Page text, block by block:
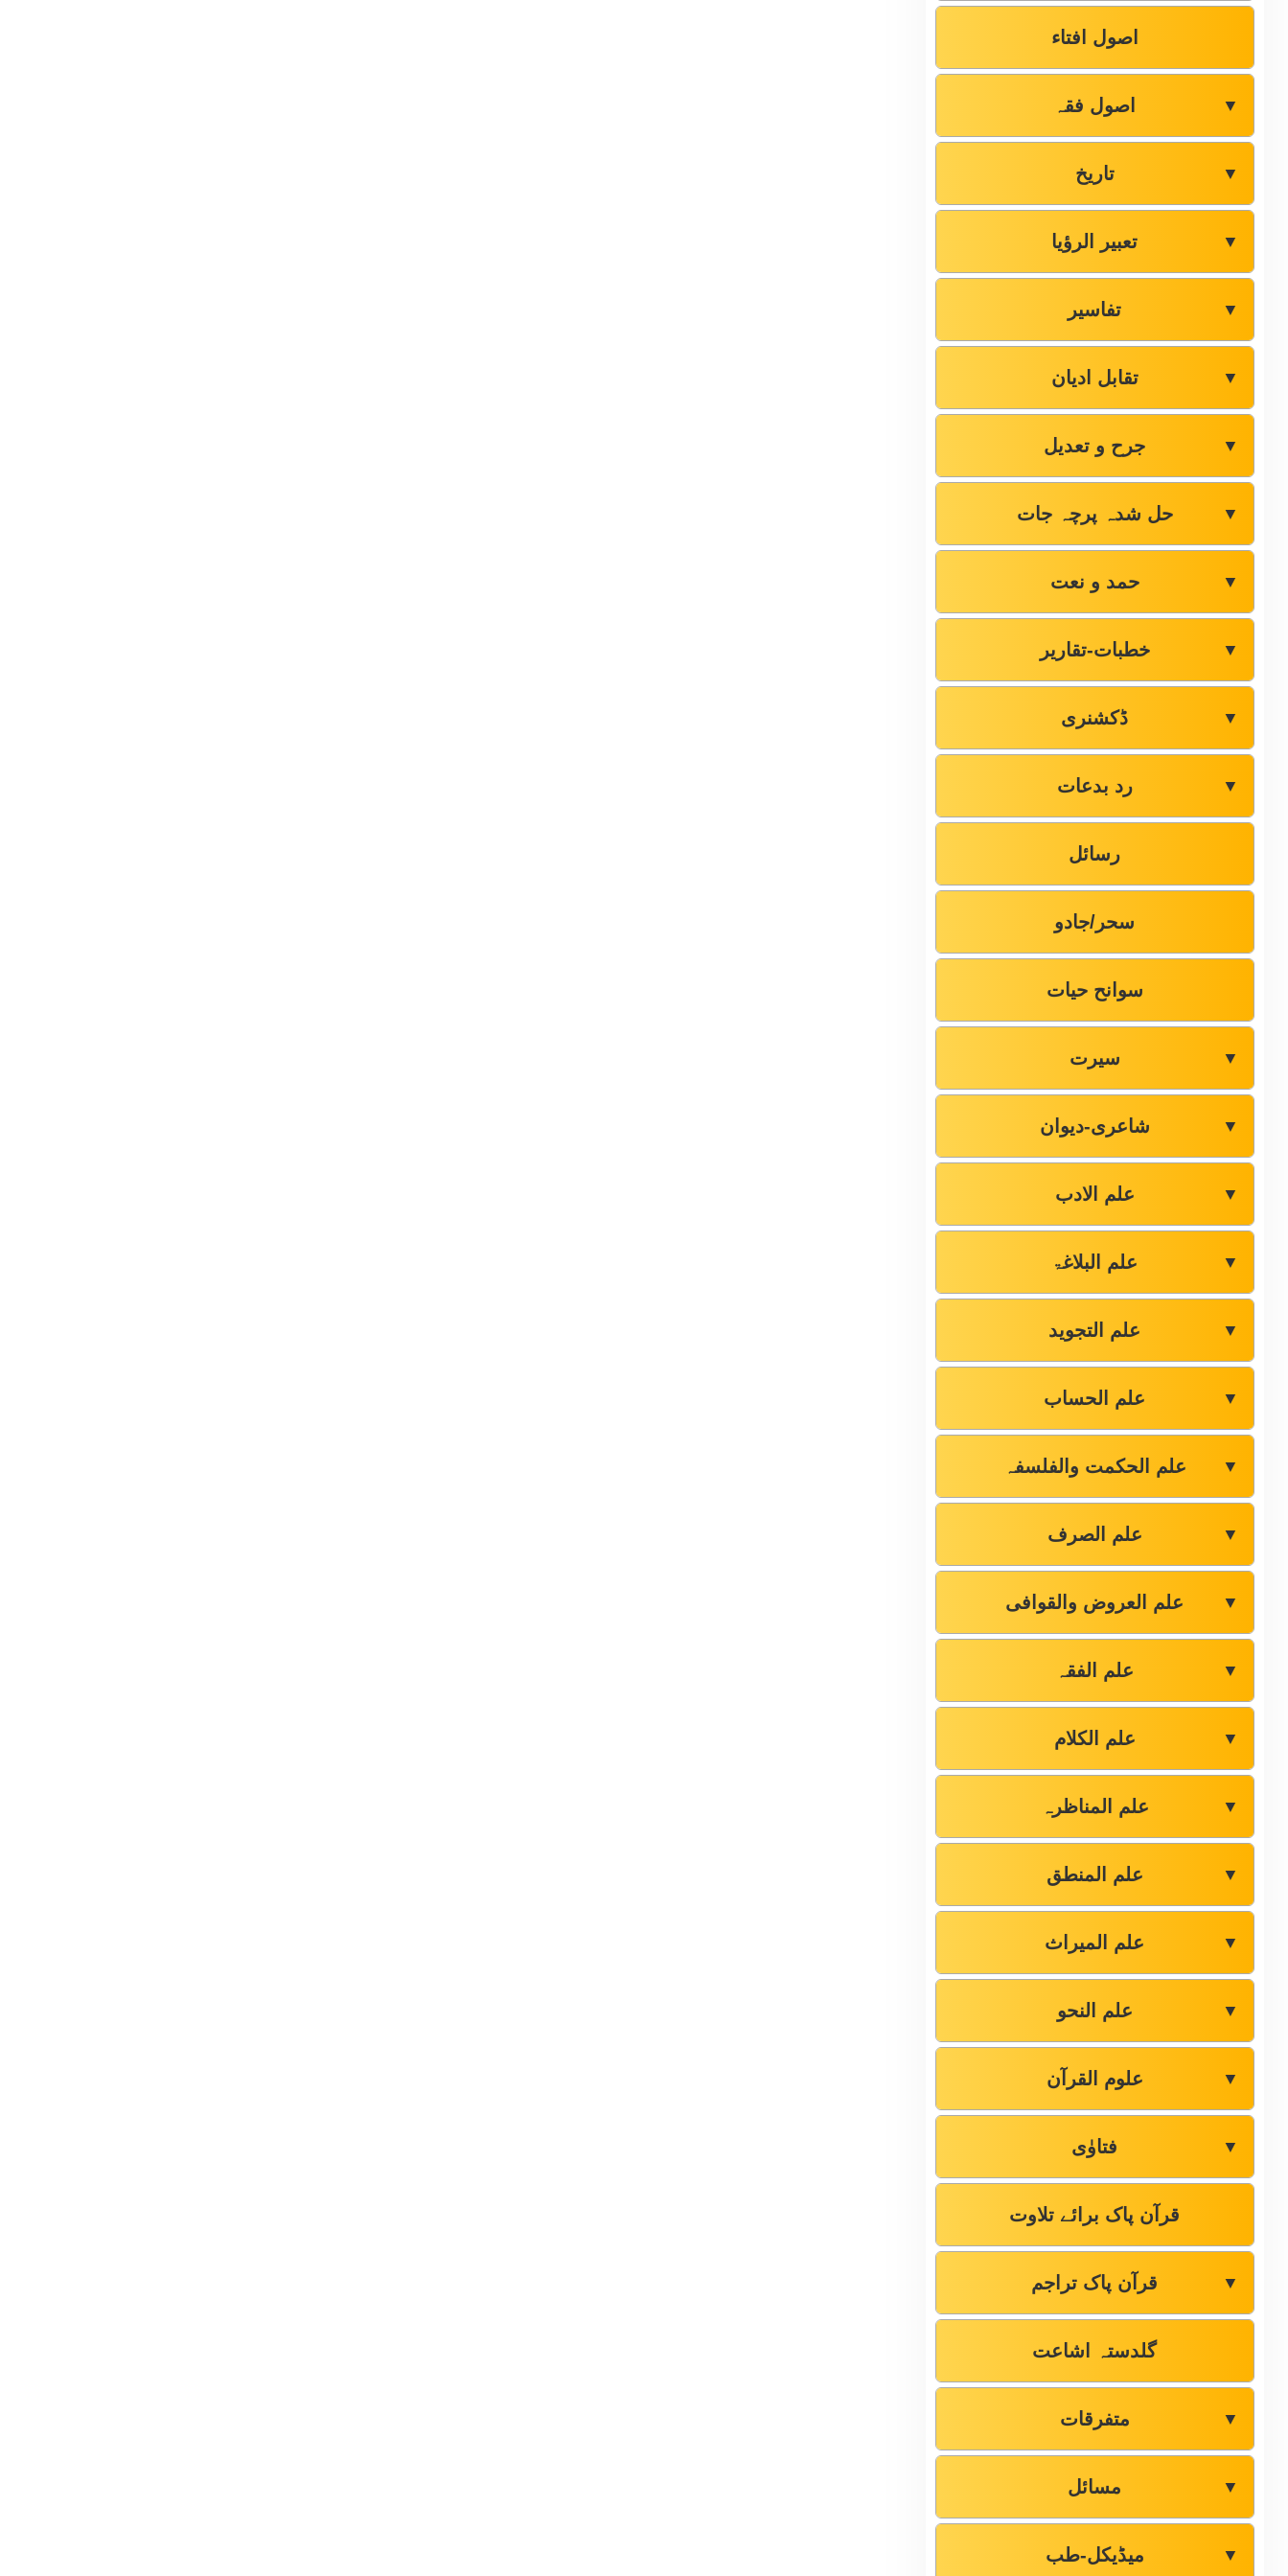
اصول افتاء
اصول فقہ ▼
تاریخ ▼
تعبیر الرؤیا ▼
تفاسیر ▼
تقابل ادیان ▼
جرح و تعدیل ▼
حل شدہ پرچہ جات ▼
حمد و نعت ▼
خطبات-تقاریر ▼
ڈکشنری ▼
رد بدعات ▼
رسائل
سحر/جادو
سوانح حیات
سیرت ▼
شاعری-دیوان ▼
علم الادب ▼
علم البلاغۃ ▼
علم التجوید ▼
علم الحساب ▼
علم الحکمت والفلسفہ ▼
علم الصرف ▼
علم العروض والقوافی ▼
علم الفقہ ▼
علم الکلام ▼
علم المناظرہ ▼
علم المنطق ▼
علم المیراث ▼
علم النحو ▼
علوم القرآن ▼
فتاوٰی ▼
قرآن پاک برائے تلاوت
قرآن پاک تراجم ▼
گلدستہ اشاعت
متفرقات ▼
مسائل ▼
میڈیکل-طب ▼